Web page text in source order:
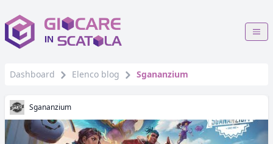
Dashboard Elenco blog Sgananzium
Sgananzium